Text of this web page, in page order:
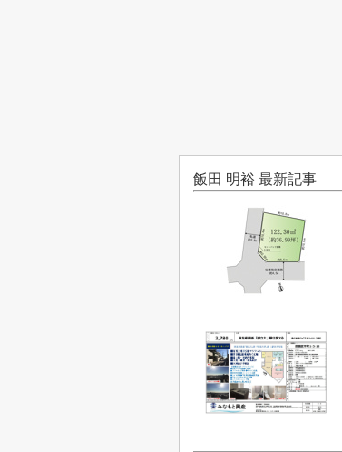
飯田 明裕 最新記事